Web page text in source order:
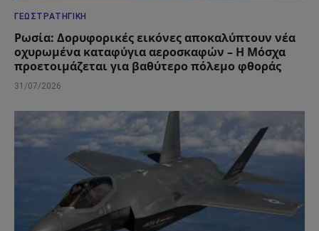
ΓΕΩΣΤΡΑΤΗΓΙΚΉ
Ρωσία: Δορυφορικές εικόνες αποκαλύπτουν νέα
οχυρωμένα καταφύγια αεροσκαφών – Η Μόσχα
προετοιμάζεται για βαθύτερο πόλεμο φθοράς
31/07/2026